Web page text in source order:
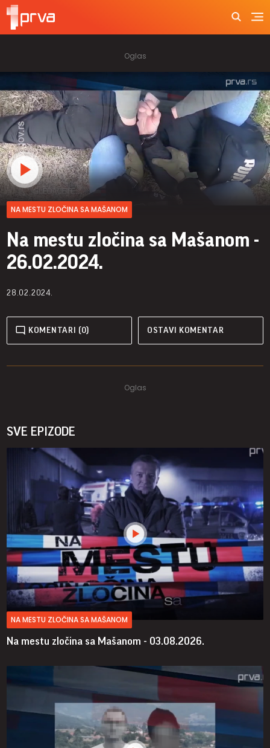
NA MESTU ZLOČINA SA MAŠANOM
Na mestu zločina sa Mašanom -
26.02.2024.
28.02.2024.
KOMENTARI (0) OSTAVI KOMENTAR
SVE EPIZODE
NA MESTU ZLOČINA SA MAŠANOM
Na mestu zločina sa Mašanom - 03.08.2026.